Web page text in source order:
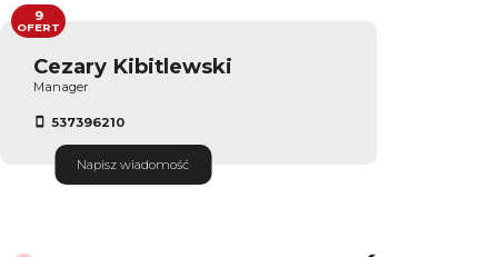
Cezary Kibitlewski
Manager
537396210
Napisz wiadomość
9
OFERT